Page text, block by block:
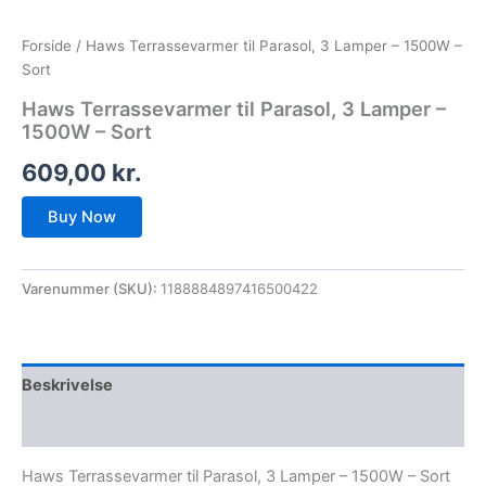
Forside / Haws Terrassevarmer til Parasol, 3 Lamper – 1500W –
Sort
Haws Terrassevarmer til Parasol, 3 Lamper –
1500W – Sort
609,00 kr.
Buy Now
Varenummer (SKU): 1188884897416500422
Beskrivelse
Haws Terrassevarmer til Parasol, 3 Lamper – 1500W – Sort